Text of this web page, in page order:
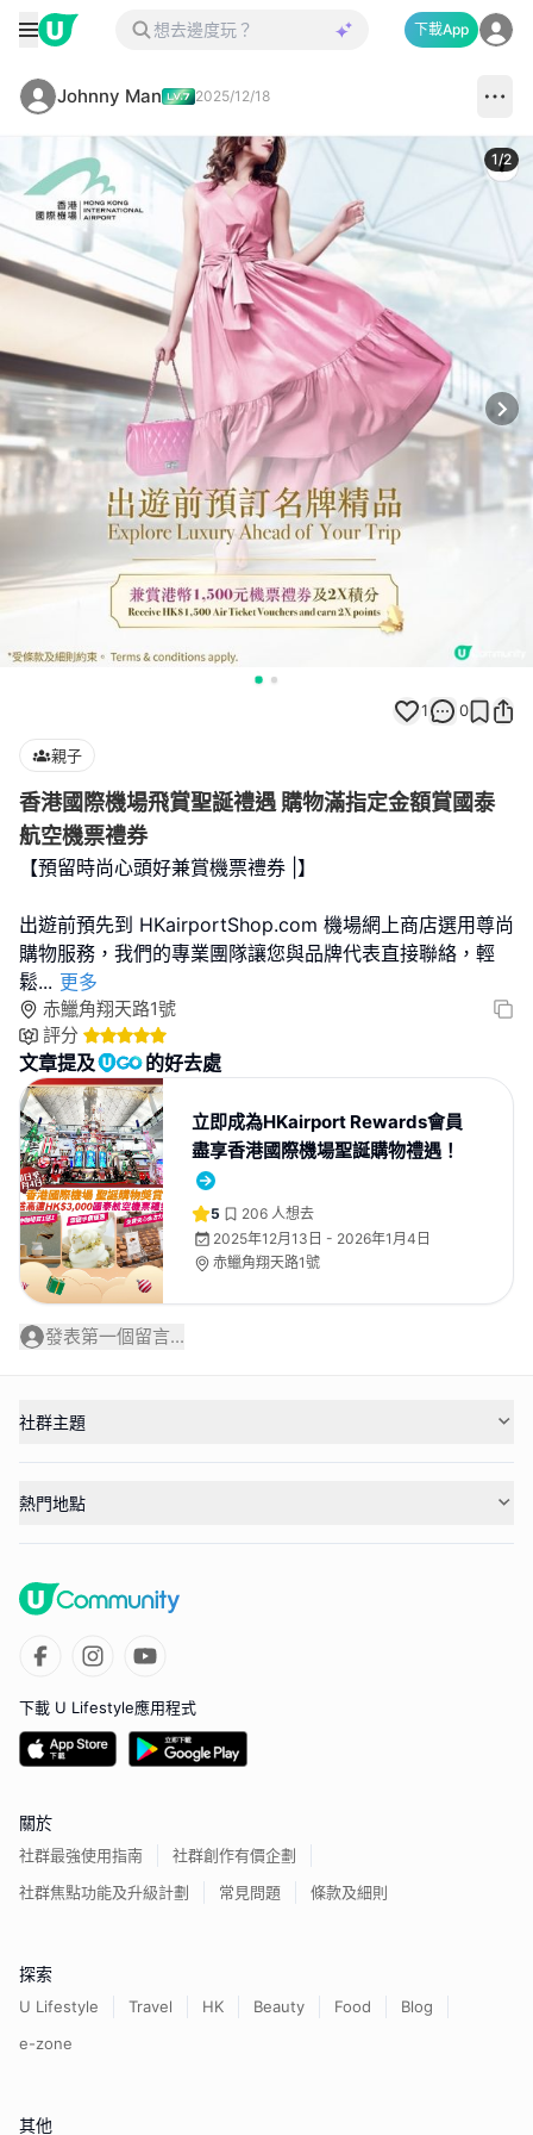
下載App
Johnny Man 2025/12/18
1/2
1 0
親子
香港國際機場飛賞聖誕禮遇 購物滿指定金額賞國泰
航空機票禮券
【預留時尚心頭好兼賞機票禮券 |】
出遊前預先到 HKairportShop.com 機場網上商店選用尊尚
購物服務，我們的專業團隊讓您與品牌代表直接聯絡，輕
鬆... 更多
赤鱲角翔天路1號
評分
文章提及 的好去處
立即成為HKairport Rewards會員
盡享香港國際機場聖誕購物禮遇！
5 206 人想去
2025年12月13日 - 2026年1月4日
赤鱲角翔天路1號
發表第一個留言...
社群主題
熱門地點
下載 U Lifestyle應用程式
關於
社群最強使用指南
社群創作有價企劃
社群焦點功能及升級計劃
常見問題 條款及細則
探索
U Lifestyle Travel HK Beauty Food
Blog
e-zone
其他